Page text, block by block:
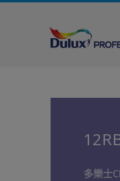
多樂士